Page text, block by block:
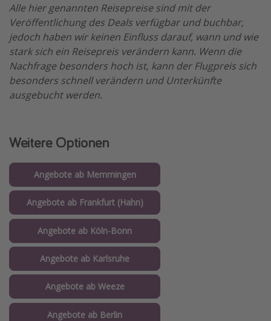
Alle hier genannten Reisepreise sind mit der
Veröffentlichung des Deals verfügbar und buchbar,
jedoch haben wir keinen Einfluss darauf, wann und wie
stark sich ein Reisepreis verändern kann. Wenn die
Nachfrage besonders hoch ist, kann der Flugpreis sich
besonders schnell verändern und Unterkünfte
ausgebucht werden.
Weitere Optionen
Angebote ab Memmingen
Angebote ab Frankfurt (Hahn)
Angebote ab Köln-Bonn
Angebote ab Karlsruhe
Angebote ab Weeze
Angebote ab Berlin